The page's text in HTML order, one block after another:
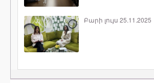
Բարի լույս 25.11.2025